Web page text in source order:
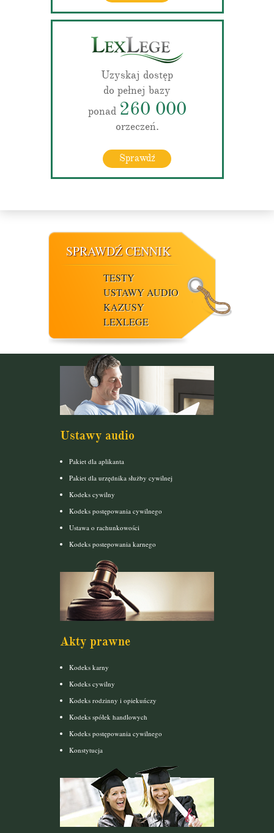
Uzyskaj dostęp
do pełnej bazy
ponad 260 000
orzeczeń.
Sprawdź
SPRAWDŹ CENNIK
TESTY
USTAWY AUDIO
KAZUSY
LEXLEGE
Ustawy audio
Pakiet dla aplikanta
Pakiet dla urzędnika służby cywilnej
Kodeks cywilny
Kodeks postępowania cywilnego
Ustawa o rachunkowości
Kodeks postepowania karnego
Akty prawne
Kodeks karny
Kodeks cywilny
Kodeks rodzinny i opiekuńczy
Kodeks spółek handlowych
Kodeks postępowania cywilnego
Konstytucja